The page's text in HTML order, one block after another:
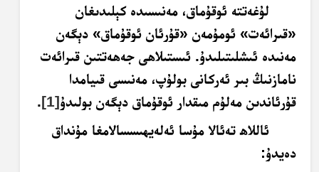
لۇغەتتە ئوقۇماق، مەنىسىدە كېلىدىغان
«قىرائەت» ئومۇمەن «قۇرئان ئوقۇماق» دېگەن
مەنىدە ئىشلىتىلىدۇ. ئىستىلاھى جەھەتتىن قىرائەت
نامازنىڭ بىر ئەركانى بولۇپ، مەنىسى قىيامدا
قۇرئاندىن مەلۇم مىقدار ئوقۇماق دېگەن بولىدۇ[1]
.
ئاللاھ تەئالا مۇسا ئەلەيھىسسالامغا مۇنداق
دەيدۇ: